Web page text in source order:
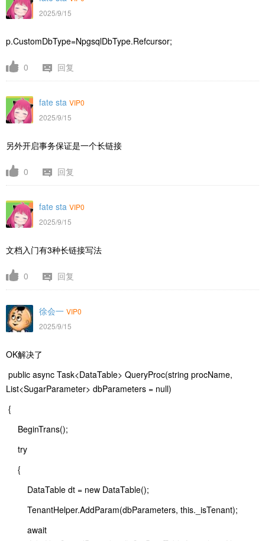
2025/9/15
p.CustomDbType=NpgsqlDbType.Refcursor;
0 回复
fate sta VIP0
2025/9/15
另外开启事务保证是一个长链接
0 回复
fate sta VIP0
2025/9/15
文档入门有3种长链接写法
0 回复
徐会一 VIP0
2025/9/15
OK解决了
public async Task<DataTable> QueryProc(string procName,
List<SugarParameter> dbParameters = null)
{
BeginTrans();
try
{
DataTable dt = new DataTable();
TenantHelper.AddParam(dbParameters, this._isTenant);
await